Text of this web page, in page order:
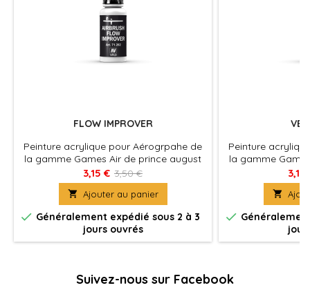
FLOW IMPROVER
Peinture acrylique pour Aérogrpahe de
la gamme Games Air de prince august
en pot de 17 ml
3,15 € 3,50 €
 Ajouter au panier
 Généralement expédié sous 2 à 3
jours ouvrés
Peinture
la gamme
en
3,15


Suivez-nous sur Facebook